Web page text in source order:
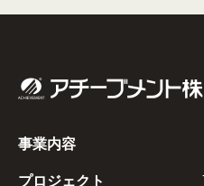
事業内容
プロジェクト